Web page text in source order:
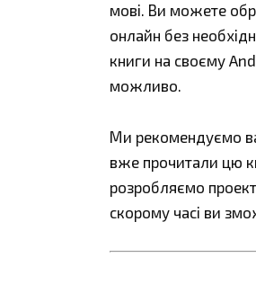
мові. Ви можете
онлайн без
книги на своєму
можливо.
Ми рекомендуємо
вже прочитали цю
розробляємо
скорому часі ви